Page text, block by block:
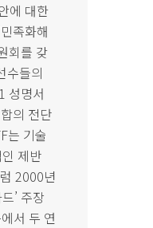
에 대한
족화해
회를 갖
수들의
성명서
의 전단
는 기술
제반
2000년
’ 주장
서 두 연